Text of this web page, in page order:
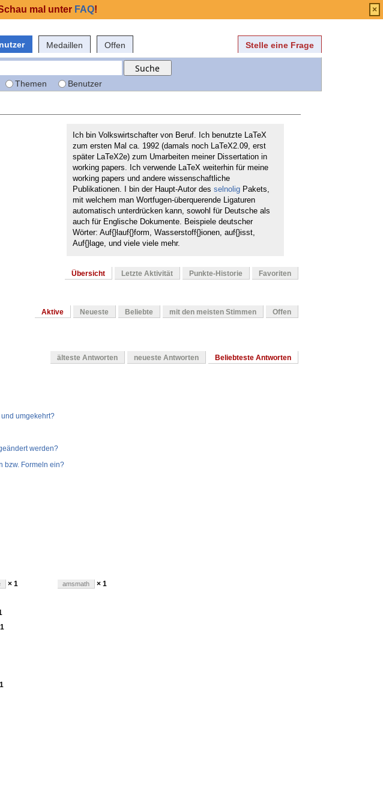
Medaillen Offen Stelle eine Frage
Themen Benutzer
Ich bin Volkswirtschafter von Beruf. Ich benutzte LaTeX
zum ersten Mal ca. 1992 (damals noch LaTeX2.09, erst
später LaTeX2e) zum Umarbeiten meiner Dissertation in
working papers. Ich verwende LaTeX weiterhin für meine
working papers und andere wissenschaftliche
Publikationen. I bin der Haupt-Autor des selnolig Pakets,
mit welchem man Wortfugen-überquerende Ligaturen
automatisch unterdrücken kann, sowohl für Deutsche als
auch für Englische Dokumente. Beispiele deutscher
Wörter: Auf{}lauf{}form, Wasserstoff{}ionen, auf{}isst,
Auf{}lage, und viele viele mehr.
Übersicht Letzte Aktivität Punkte-Historie Favoriten
Aktive Neueste Beliebte mit den meisten Stimmen Offen
älteste Antworten neueste Antworten Beliebteste Antworten
umgekehrt?
werden?
bzw. Formeln ein?
× 1 amsmath × 1
mal unter FAQ! ×